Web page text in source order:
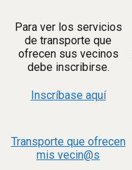
Para ver los servicios
de transporte que
ofrecen sus vecinos
debe inscribirse.
Inscríbase aquí
Transporte que ofrecen
mis vecin@s